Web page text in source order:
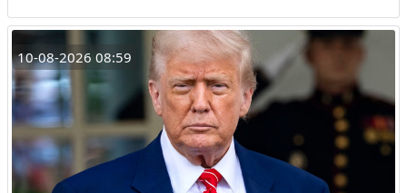
10-08-2026 08:59